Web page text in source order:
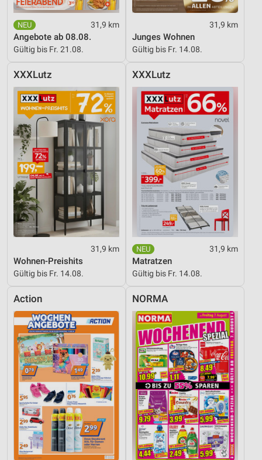
31,9 km
Angebote ab 08.08.
Gültig bis Fr. 21.08.
31,9 km
Junges Wohnen
Gültig bis Fr. 14.08.
XXXLutz
31,9 km
Wohnen-Preishits
Gültig bis Fr. 14.08.
XXXLutz
31,9 km
Matratzen
Gültig bis Fr. 14.08.
Action NORMA